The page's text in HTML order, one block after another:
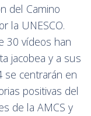
del Camino
la UNESCO.
30 vídeos han
jacobea y a sus
se centrarán en
positivas del
de la AMCS y